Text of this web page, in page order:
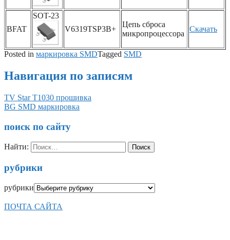
BFAT
SOT-23
V6319TSP3B+
Цепь сброса
микропроцессора
Скачать
Posted in маркировка SMDTagged SMD
Навигация по записям
TV Star T1030 прошивка
BG SMD маркировка
поиск по сайту
Найти:
рубрики
рубрики
ПОЧТА САЙТА